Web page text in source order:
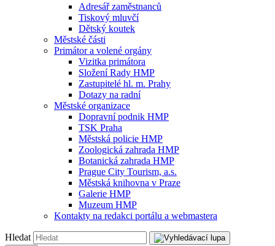
Adresář zaměstnanců
Tiskový mluvčí
Dětský koutek
Městské části
Primátor a volené orgány
Vizitka primátora
Složení Rady HMP
Zastupitelé hl. m. Prahy
Dotazy na radní
Městské organizace
Dopravní podnik HMP
TSK Praha
Městská policie HMP
Zoologická zahrada HMP
Botanická zahrada HMP
Prague City Tourism, a.s.
Městská knihovna v Praze
Galerie HMP
Muzeum HMP
Kontakty na redakci portálu a webmastera
Hledat